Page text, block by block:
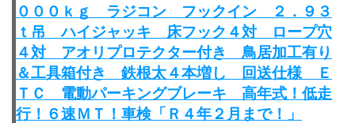
０００ｋｇ ラジコン フックイン ２．９３
ｔ吊 ハイジャッキ 床フック４対 ロープ穴
４対 アオリプロテクター付き 鳥居加工有り
＆工具箱付き 鉄根太４本増し 回送仕様 Ｅ
ＴＣ 電動パーキングブレーキ 高年式！低走
行！６速ＭＴ！車検「Ｒ４年２月まで！」